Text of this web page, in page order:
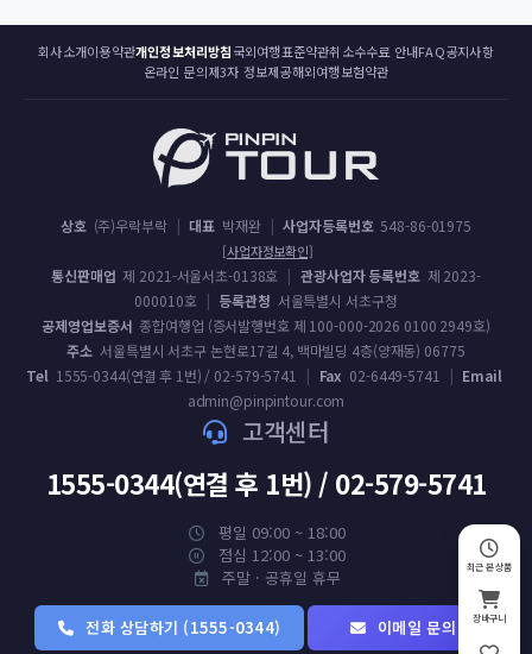
회사소개이용약관개인정보처리방침국외여행표준약관취소수수료 안내FAQ공지사항
온라인 문의제3자 정보제공해외여행보험약관
상호 (주)우락부락 | 대표 박재완 | 사업자등록번호 548-86-01975
[사업자정보확인]
통신판매업 제 2021-서울서초-0138호 | 관광사업자 등록번호 제 2023-
000010호 | 등록관청 서울특별시 서초구청
공제영업보증서 종합여행업 (증서발행번호 제 100-000-2026 0100 2949호)
주소 서울특별시 서초구 논현로17길 4, 백마빌딩 4층(양재동) 06775
Tel 1555-0344(연결 후 1번) / 02-579-5741 | Fax 02-6449-5741 | Email
admin@pinpintour.com
고객센터
1555-0344(연결 후 1번) / 02-579-5741
평일 09:00 ~ 18:00
점심 12:00 ~ 13:00
주말 · 공휴일 휴무
전화 상담하기 (1555-0344) 이메일 문의
최근 본 상품
장바구니